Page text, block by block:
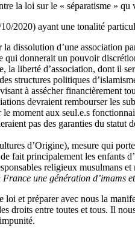
la loi sur le « séparatisme »
2020) ayant une tonalité
dissolution d’une association
qui donnerait un pouvoir
la liberté d’association, dont il
structures politiques
à assécher financièrement
devraient rembourser les
moment aux seul.e.s
pas des garanties du
d’Origine), mesure qui
fait principalement les enfants
religieux musulmans
une génération d’imams
et préparer avec nous la
droits entre toutes et tous. Il